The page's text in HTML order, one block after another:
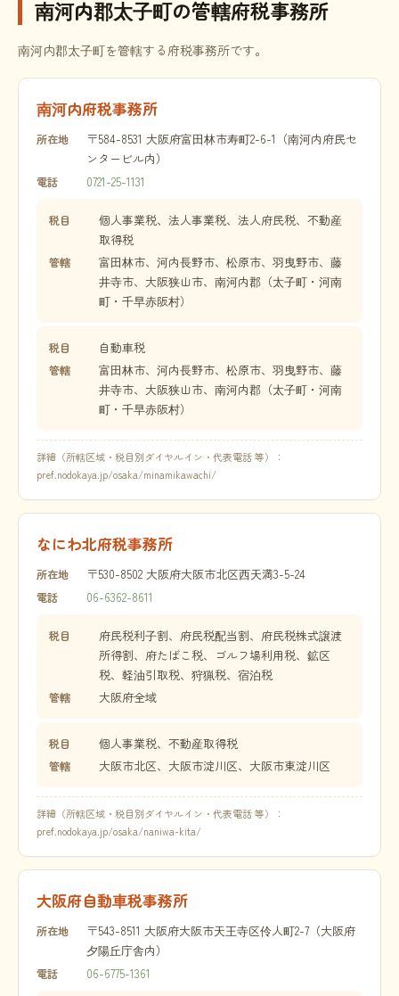
南河内郡太子町の管轄府税事務所
南河内郡太子町を管轄する府税事務所です。
南河内府税事務所
所在地
〒584-8531 大阪府富田林市寿町2-6-1（南河内府民セ
ンタービル内）
電話 0721-25-1131
税目
個人事業税、法人事業税、法人府民税、不動産
取得税
管轄
富田林市、河内長野市、松原市、羽曳野市、藤
井寺市、大阪狭山市、南河内郡（太子町・河南
町・千早赤阪村）
税目 自動車税
管轄
富田林市、河内長野市、松原市、羽曳野市、藤
井寺市、大阪狭山市、南河内郡（太子町・河南
町・千早赤阪村）
詳細（所轄区域・税目別ダイヤルイン・代表電話 等）：
pref.nodokaya.jp/osaka/minamikawachi/
なにわ北府税事務所
所在地 〒530-8502 大阪府大阪市北区西天満3-5-24
電話 06-6362-8611
税目
府民税利子割、府民税配当割、府民税株式譲渡
所得割、府たばこ税、ゴルフ場利用税、鉱区
税、軽油引取税、狩猟税、宿泊税
管轄 大阪府全域
税目 個人事業税、不動産取得税
管轄 大阪市北区、大阪市淀川区、大阪市東淀川区
詳細（所轄区域・税目別ダイヤルイン・代表電話 等）：
pref.nodokaya.jp/osaka/naniwa-kita/
大阪府自動車税事務所
所在地
〒543-8511 大阪府大阪市天王寺区伶人町2-7（大阪府
夕陽丘庁舎内）
電話 06-6775-1361